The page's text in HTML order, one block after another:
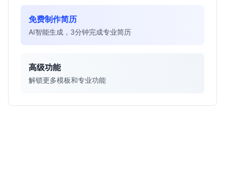
免费制作简历
AI智能生成，3分钟完成专业简历
高级功能
解锁更多模板和专业功能